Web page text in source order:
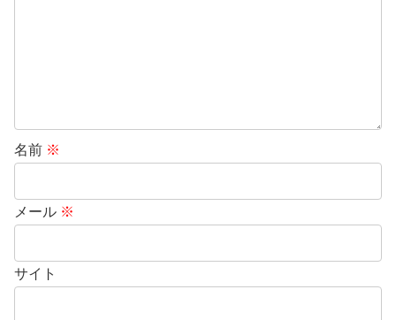
名前 ※
メール ※
サイト